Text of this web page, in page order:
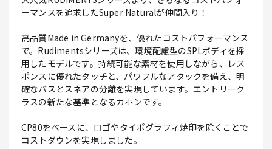
ーマンスを追求したSuper Naturalが仲間入り！
高品質Made in Germanyを、優れたコストパフォーマンス
で。Rudimentsシリーズは、環境配慮型のSPLボディを採
用したモデルです。持続可能な素材を使用しながら、レス
ポンスに優れたタッチと、パワフルなアタックを備え、明
確なバスとスネアの分離を実現しています。エントリーク
ラスの新たな基準となるカホンです。
CP80をベースに、ロゴやタイポグラフィ焼印を除くことで
コストダウンを実現しました。